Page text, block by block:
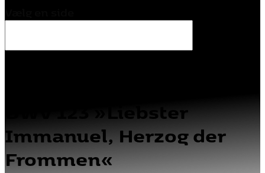
BWV 123 »Liebster
Immanuel, Herzog der
Frommen«